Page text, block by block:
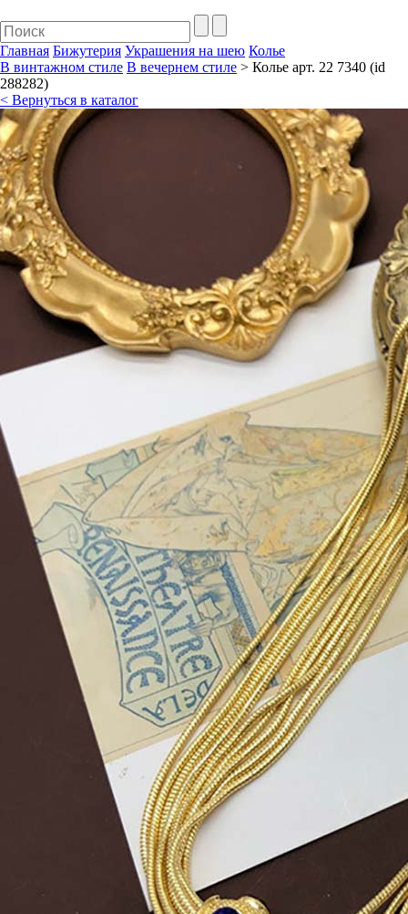
Главная Бижутерия Украшения на шею Колье
В винтажном стиле В вечернем стиле > Колье арт. 22 7340 (id
288282)
< Вернуться в каталог